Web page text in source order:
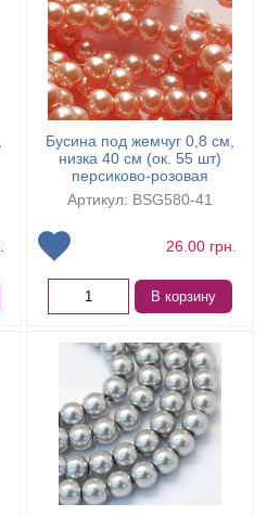
Бусина под жемчуг 0,8 см,
низка 40 см (ок. 55 шт)
персиково-розовая
Артикул: BSG580-41
26.00 грн.
В корзину